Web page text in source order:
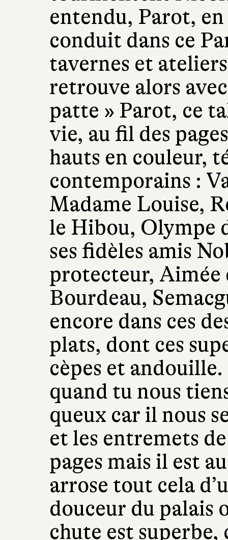
entendu, Parot,
conduit dans ce
tavernes et
retrouve alors
patte » Parot, ce
vie, au fil des
hauts en couleur,
contemporains :
Madame Louise,
le Hibou, Olympe
ses fidèles amis
protecteur, Aimée
Bourdeau,
encore dans ces
plats, dont ces
cèpes et
quand tu nous
queux car il nous
et les entremets
pages mais il est
arrose tout cela
douceur du palais
chute est superbe,